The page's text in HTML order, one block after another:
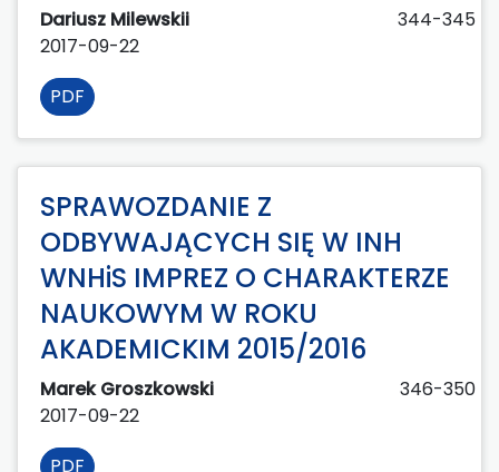
Dariusz Milewskii
344-345
2017-09-22
PDF
SPRAWOZDANIE Z
ODBYWAJĄCYCH SIĘ W INH
WNHiS IMPREZ O CHARAKTERZE
NAUKOWYM W ROKU
AKADEMICKIM 2015/2016
Marek Groszkowski
346-350
2017-09-22
PDF